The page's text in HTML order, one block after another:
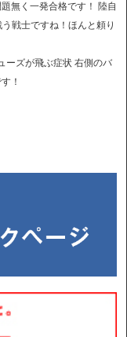
無く一発合格です！ 陸自
戦士ですね！ほんと頼り
ーズが飛ぶ症状 右側のバ
！